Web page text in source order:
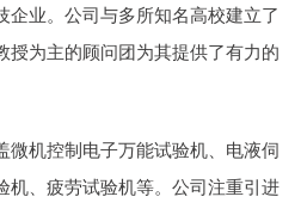
企业。公司与多所知名高校建立了
授为主的顾问团为其提供了有力的
微机控制电子万能试验机、电液伺
机、疲劳试验机等。公司注重引进